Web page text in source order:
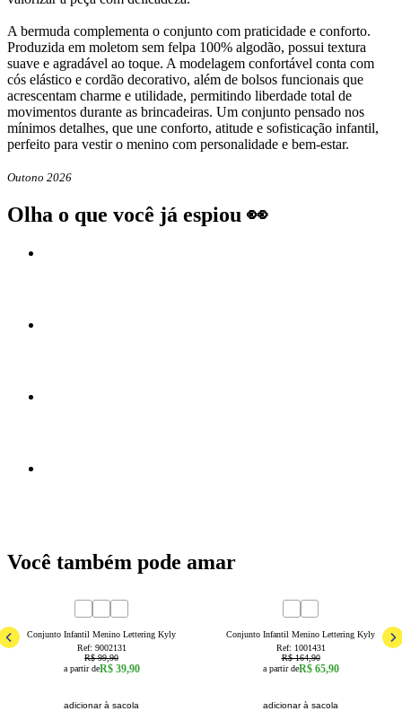
A bermuda complementa o conjunto com praticidade e conforto.
Produzida em moletom sem felpa 100% algodão, possui textura
suave e agradável ao toque. A modelagem confortável conta com
cós elástico e cordão decorativo, além de bolsos funcionais que
acrescentam charme e utilidade, permitindo liberdade total de
movimentos durante as brincadeiras. Um conjunto pensado nos
mínimos detalhes, que une conforto, atitude e sofisticação infantil,
perfeito para vestir o menino com personalidade e bem-estar.
Outono 2026
Olha o que você já espiou 👀
Você também pode amar
Conjunto Infantil Menino Lettering Kyly
Ref: 9002131
R$ 99,90
a partir deR$ 39,90
adicionar à sacola
Conjunto Infantil Menino Lettering Kyly
Ref: 1001431
R$ 164,90
a partir deR$ 65,90
adicionar à sacola